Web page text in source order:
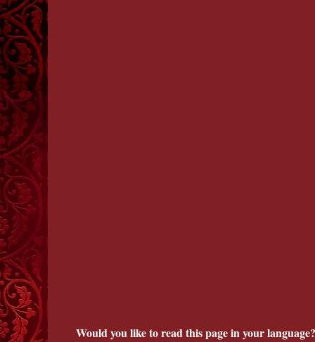
Would you like to read this page in your